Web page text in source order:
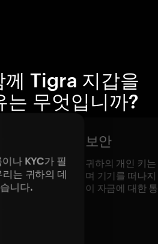
Tigra 지갑을
는 무엇입니까?
나 KYC가 필
는 귀하의 데
니다.
보안
귀하의 개인 키
며 기기를 떠나
이 자금에 대한